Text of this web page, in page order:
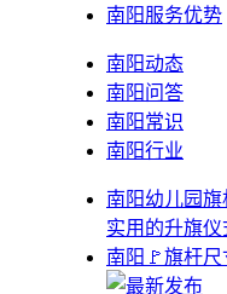
南阳服务优势
南阳动态
南阳问答
南阳常识
南阳行业
南阳幼儿园
实用的升旗仪
南阳🚩旗杆